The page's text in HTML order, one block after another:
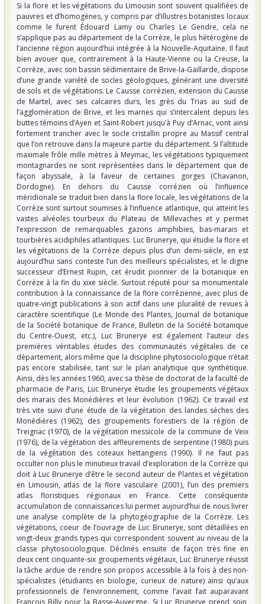
Si la flore et les végétations du Limousin sont souvent qualifiées de
pauvres et d’homogènes, y compris par d’illustres botanistes locaux
comme le furent Édouard Lamy ou Charles Le Gendre, cela ne
s’applique pas au département de la Corrèze, le plus hétérogène de
l’ancienne région aujourd’hui intégrée à la Nouvelle-Aquitaine. Il faut
bien avouer que, contrairement à la Haute-Vienne ou la Creuse, la
Corrèze, avec son bassin sédimentaire de Brive-la-Gaillarde, dispose
d’une grande variété de socles géologiques, générant une diversité
de sols et de végétations. Le Causse corrézien, extension du Causse
de Martel, avec ses calcaires durs, les grès du Trias au sud de
l’agglomération de Brive, et les marnes qui s’intercalent depuis les
buttes témoins d’Ayen et Saint-Robert jusqu’à Puy d’Arnac, vont ainsi
fortement trancher avec le socle cristallin propre au Massif central
que l’on retrouve dans la majeure partie du département. Si l’altitude
maximale frôle mille mètres à Meymac, les végétations typiquement
montagnardes ne sont représentées dans le département que de
façon abyssale, à la faveur de certaines gorges (Chavanon,
Dordogne). En dehors du Causse corrézien où l’influence
méridionale se traduit bien dans la flore locale, les végétations de la
Corrèze sont surtout soumises à l’influence atlantique, qui atteint les
vastes alvéoles tourbeux du Plateau de Millevaches et y permet
l’expression de remarquables gazons amphibies, bas-marais et
tourbières acidiphiles atlantiques. Luc Brunerye, qui étudie la flore et
les végétations de la Corrèze depuis plus d’un demi-siècle, en est
aujourd’hui sans conteste l’un des meilleurs spécialistes, et le digne
successeur d’Ernest Rupin, cet érudit pionnier de la botanique en
Corrèze à la fin du xixe siècle. Surtout réputé pour sa monumentale
contribution à la connaissance de la flore corrézienne, avec plus de
quatre-vingt publications à son actif dans une pluralité de revues à
caractère scientifique (Le Monde des Plantes, Journal de botanique
de la Société botanique de France, Bulletin de la Société botanique
du Centre-Ouest, etc.), Luc Brunerye est également l’auteur des
premières véritables études des communautés végétales de ce
département, alors même que la discipline phytosociologique n’était
pas encore stabilisée, tant sur le plan analytique que synthétique.
Ainsi, dès les années 1960, avec sa thèse de doctorat de la faculté de
pharmacie de Paris, Luc Brunerye étudie les groupements végétaux
des marais des Monédières et leur évolution (1962). Ce travail est
très vite suivi d’une étude de la végétation des landes sèches des
Monédières (1962), des groupements forestiers de la région de
Treignac (1970), de la végétation messicole de la commune de Veix
(1976), de la végétation des affleurements de serpentine (1980) puis
de la végétation des coteaux hettangiens (1990). Il ne faut pas
occulter non plus le minutieux travail d’exploration de la Corrèze qui
doit à Luc Brunerye d’être le second auteur de Plantes et végétation
en Limousin, atlas de la flore vasculaire (2001), l’un des premiers
atlas floristiques régionaux en France. Cette conséquente
accumulation de connaissances lui permet aujourd’hui de nous livrer
une analyse complète de la phytogéographie de la Corrèze. Les
végétations, coeur de l’ouvrage de Luc Brunerye, sont détaillées en
vingt-deux grands types qui correspondent souvent au niveau de la
classe phytosociologique. Déclinés ensuite de façon très fine en
deux cent cinquante-six groupements végétaux, Luc Brunerye réussit
la tâche ardue de rendre son propos accessible à la fois à des non-
spécialistes (étudiants en biologie, curieux de nature) ainsi qu’aux
professionnels de l’environnement, comme l’avait fait auparavant
François Billy pour la Basse-Auvergne. Si Luc Brunerye prend soin,